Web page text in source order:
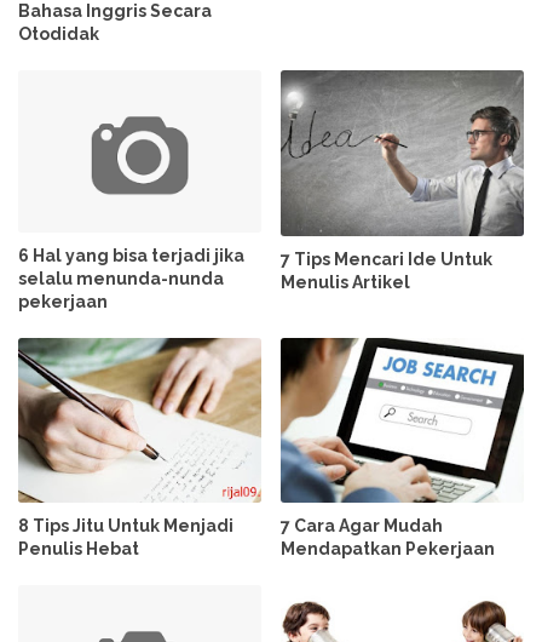
Bahasa Inggris Secara
Otodidak
6 Hal yang bisa terjadi jika
selalu menunda-nunda
pekerjaan
7 Tips Mencari Ide Untuk
Menulis Artikel
8 Tips Jitu Untuk Menjadi
Penulis Hebat
7 Cara Agar Mudah
Mendapatkan Pekerjaan